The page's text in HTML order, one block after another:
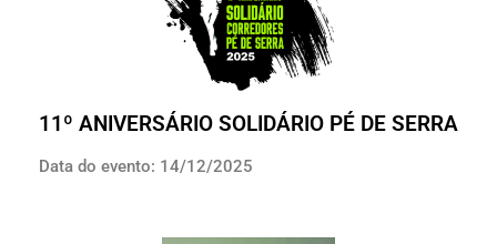
11º ANIVERSÁRIO SOLIDÁRIO PÉ DE SERRA
Data do evento: 14/12/2025